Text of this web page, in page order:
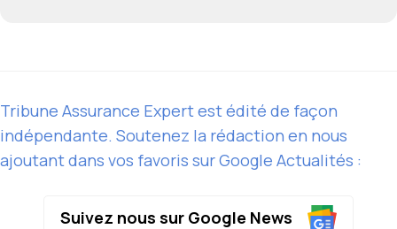
Tribune Assurance Expert est édité de façon
indépendante. Soutenez la rédaction en nous
ajoutant dans vos favoris sur Google Actualités :
Suivez nous sur Google News